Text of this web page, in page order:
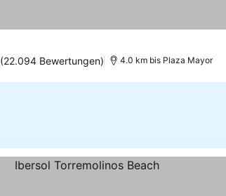
(22.094 Bewertungen) 4.0 km bis Plaza Mayor